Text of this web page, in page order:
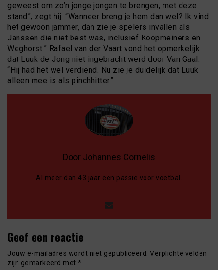
geweest om zo’n jonge jongen te brengen, met deze
stand”, zegt hij. “Wanneer breng je hem dan wel? Ik vind
het gewoon jammer, dan zie je spelers invallen als
Janssen die niet best was, inclusief Koopmeiners en
Weghorst.” Rafael van der Vaart vond het opmerkelijk
dat Luuk de Jong niet ingebracht werd door Van Gaal.
“Hij had het wel verdiend. Nu zie je duidelijk dat Luuk
alleen mee is als pinchhitter.”
Door Johannes Cornelis
Al meer dan 43 jaar een passie voor voetbal.
Geef een reactie
Jouw e-mailadres wordt niet gepubliceerd. Verplichte velden
zijn gemarkeerd met *